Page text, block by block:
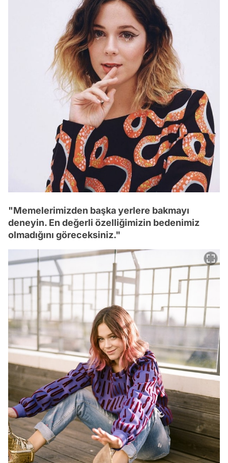
"Memelerimizden başka yerlere bakmayı
deneyin. En değerli özelliğimizin bedenimiz
olmadığını göreceksiniz."